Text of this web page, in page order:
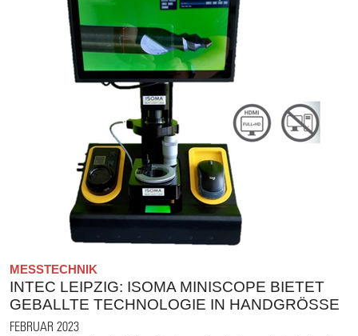
MESSTECHNIK
INTEC LEIPZIG: ISOMA MINISCOPE BIETET
GEBALLTE TECHNOLOGIE IN HANDGRÖSSE
FEBRUAR 2023